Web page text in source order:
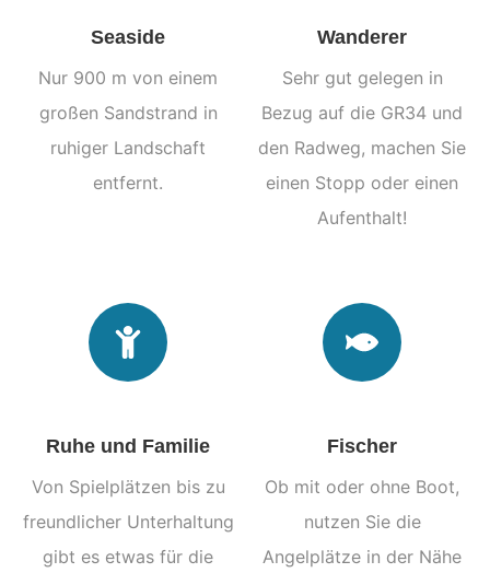
Seaside
Nur 900 m von einem
großen Sandstrand in
ruhiger Landschaft
entfernt.
Wanderer
Sehr gut gelegen in
Bezug auf die GR34 und
den Radweg, machen Sie
einen Stopp oder einen
Aufenthalt!
Ruhe und Familie
Von Spielplätzen bis zu
freundlicher Unterhaltung
gibt es etwas für die
Fischer
Ob mit oder ohne Boot,
nutzen Sie die
Angelplätze in der Nähe